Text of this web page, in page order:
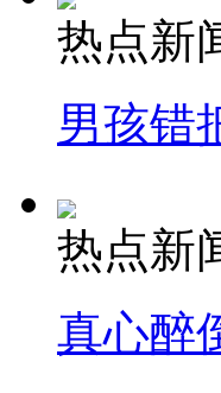
热点新
男孩错
热点新
真心醉